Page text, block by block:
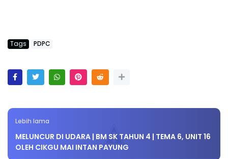
Tags PDPC
Lebih lama
MELUNCUR DI UDARA | BM SK TAHUN 4 | TEMA 6, UNIT 16
OLEH CIKGU MAI INTAN PAYUNG